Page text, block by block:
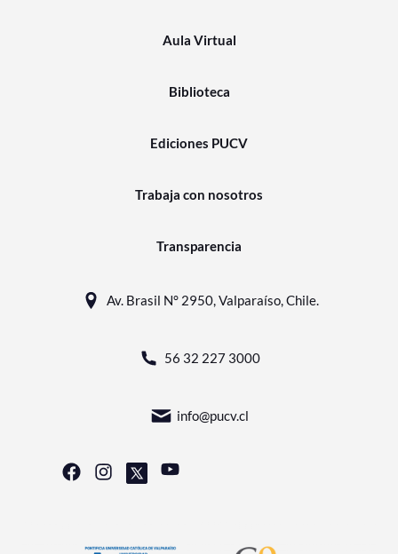
Aula Virtual
Biblioteca
Ediciones PUCV
Trabaja con nosotros
Transparencia
Av. Brasil N° 2950, Valparaíso, Chile.
56 32 227 3000
info@pucv.cl